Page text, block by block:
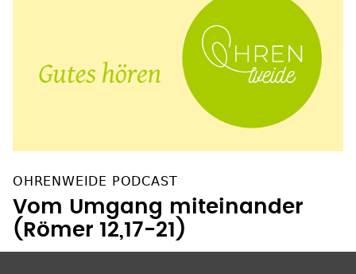
OHRENWEIDE PODCAST
Vom Umgang miteinander
(Römer 12,17-21)